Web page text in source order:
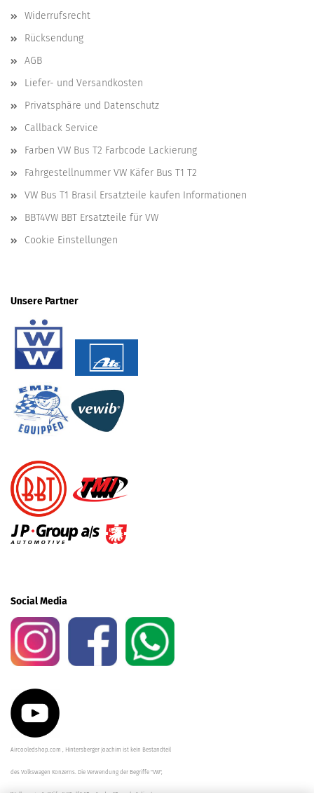
Widerrufsrecht
Rücksendung
AGB
Liefer- und Versandkosten
Privatsphäre und Datenschutz
Callback Service
Farben VW Bus T2 Farbcode Lackierung
Fahrgestellnummer VW Käfer Bus T1 T2
VW Bus T1 Brasil Ersatzteile kaufen Informationen
BBT4VW BBT Ersatzteile für VW
Cookie Einstellungen
Unsere Partner
Social Media
Aircooledshop.com , Hintersberger Joachim ist kein Bestandteil
des Volkswagen Konzerns. Die Verwendung der Begriffe "VW",